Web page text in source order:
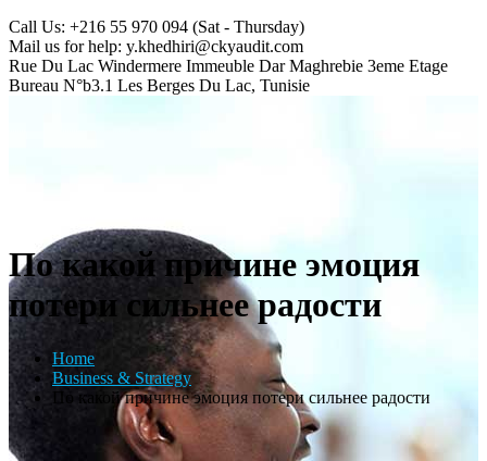
Call Us: +216 55 970 094 (Sat - Thursday)
Mail us for help: y.khedhiri@ckyaudit.com
Rue Du Lac Windermere Immeuble Dar Maghrebie 3eme Etage
Bureau N°b3.1 Les Berges Du Lac, Tunisie
По какой причине эмоция
потери сильнее радости
Home
Business & Strategy
По какой причине эмоция потери сильнее радости